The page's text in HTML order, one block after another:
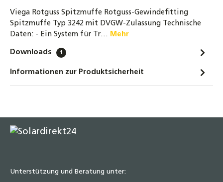
Viega Rotguss Spitzmuffe Rotguss-Gewindefitting
Spitzmuffe Typ 3242 mit DVGW-Zulassung Technische
Daten: - Ein System für Tr… Mehr
Downloads 1
Informationen zur Produktsicherheit
Unterstützung und Beratung unter: